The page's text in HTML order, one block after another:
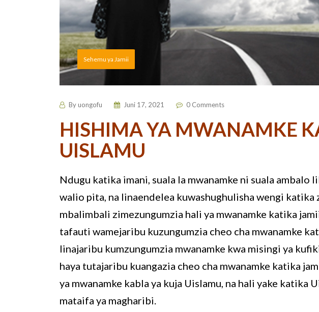
Sehemu ya Jamii
Byuongofu Juni 17, 2021 0 Comments
HISHIMA YA MWANAMKE
UISLAMU
Ndugu katika imani, suala la mwanamke ni suala ambalo
walio pita, na linaendelea kuwashughulisha wengi katika
mbalimbali zimezungumzia hali ya mwanamke katika
tafauti wamejaribu kuzungumzia cheo cha mwanamke
linajaribu kumzungumzia mwanamke kwa misingi ya
haya tutajaribu kuangazia cheo cha mwanamke katika
ya mwanamke kabla ya kuja Uislamu, na hali yake katika
mataifa ya magharibi.